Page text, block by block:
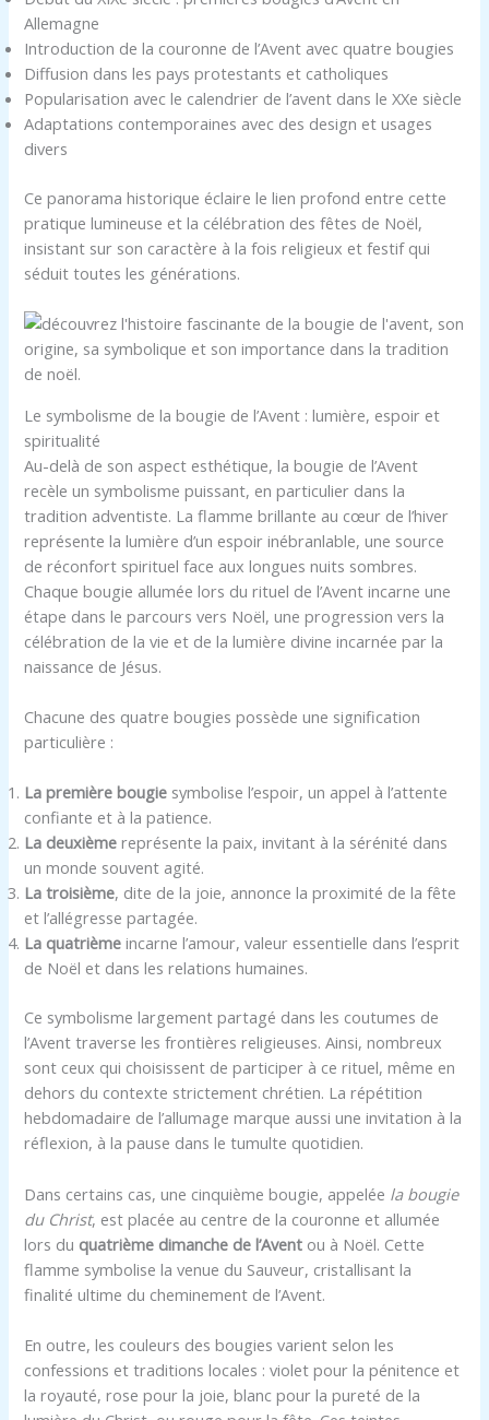
Allemagne
Introduction de la couronne de l’Avent avec quatre bougies
Diffusion dans les pays protestants et catholiques
Popularisation avec le calendrier de l’avent dans le XXe siècle
Adaptations contemporaines avec des design et usages
divers
Ce panorama historique éclaire le lien profond entre cette
pratique lumineuse et la célébration des fêtes de Noël,
insistant sur son caractère à la fois religieux et festif qui
séduit toutes les générations.
Le symbolisme de la bougie de l’Avent : lumière, espoir et
spiritualité
Au-delà de son aspect esthétique, la bougie de l’Avent
recèle un symbolisme puissant, en particulier dans la
tradition adventiste. La flamme brillante au cœur de l’hiver
représente la lumière d’un espoir inébranlable, une source
de réconfort spirituel face aux longues nuits sombres.
Chaque bougie allumée lors du rituel de l’Avent incarne une
étape dans le parcours vers Noël, une progression vers la
célébration de la vie et de la lumière divine incarnée par la
naissance de Jésus.
Chacune des quatre bougies possède une signification
particulière :
La première bougie symbolise l’espoir, un appel à l’attente
confiante et à la patience.
La deuxième représente la paix, invitant à la sérénité dans
un monde souvent agité.
La troisième, dite de la joie, annonce la proximité de la fête
et l’allégresse partagée.
La quatrième incarne l’amour, valeur essentielle dans l’esprit
de Noël et dans les relations humaines.
Ce symbolisme largement partagé dans les coutumes de
l’Avent traverse les frontières religieuses. Ainsi, nombreux
sont ceux qui choisissent de participer à ce rituel, même en
dehors du contexte strictement chrétien. La répétition
hebdomadaire de l’allumage marque aussi une invitation à la
réflexion, à la pause dans le tumulte quotidien.
Dans certains cas, une cinquième bougie, appelée la bougie
du Christ, est placée au centre de la couronne et allumée
lors du quatrième dimanche de l’Avent ou à Noël. Cette
flamme symbolise la venue du Sauveur, cristallisant la
finalité ultime du cheminement de l’Avent.
En outre, les couleurs des bougies varient selon les
confessions et traditions locales : violet pour la pénitence et
la royauté, rose pour la joie, blanc pour la pureté de la